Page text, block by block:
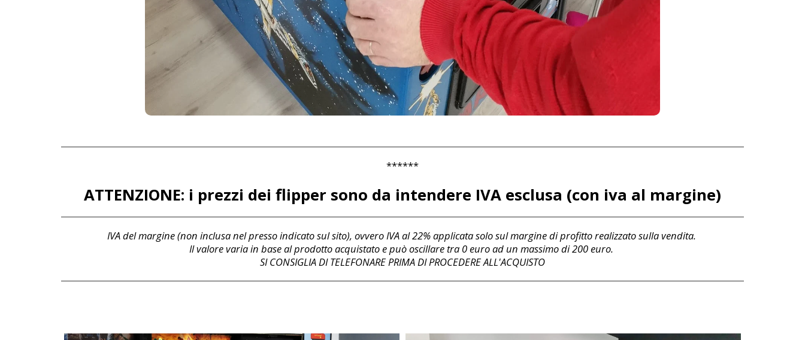
******
ATTENZIONE: i prezzi dei flipper sono da intendere IVA esclusa (con iva al margine)
IVA del margine (non inclusa nel presso indicato sul sito), ovvero IVA al 22% applicata solo sul margine di profitto realizzato sulla vendita.
Il valore varia in base al prodotto acquistato e può oscillare tra 0 euro ad un massimo di 200 euro.
SI CONSIGLIA DI TELEFONARE PRIMA DI PROCEDERE ALL'ACQUISTO